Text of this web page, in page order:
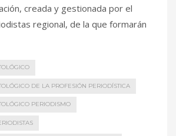
creada y gestionada por el
regional, de la que formarán
DE LA PROFESIÓN PERIODÍSTICA
PERIODISMO